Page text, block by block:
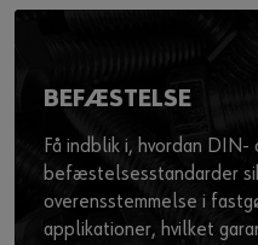
BEFÆSTELSE
Få indblik i, hvordan DIN-
befæstelsesstandarder
overensstemmelse i
applikationer, hvilket